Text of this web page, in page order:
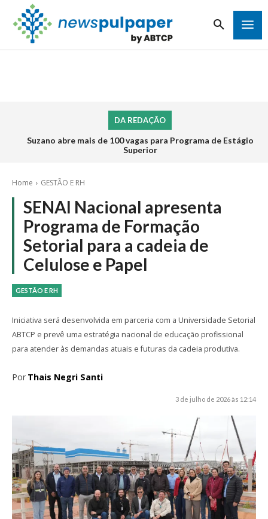
DA REDAÇÃO
Suzano abre mais de 100 vagas para Programa de Estágio
Superior
Home GESTÃO E RH
SENAI Nacional apresenta
Programa de Formação
Setorial para a cadeia de
Celulose e Papel
GESTÃO E RH
Iniciativa será desenvolvida em parceria com a Universidade Setorial
ABTCP e prevê uma estratégia nacional de educação profissional
para atender às demandas atuais e futuras da cadeia produtiva.
Por Thais Negri Santi
3 de julho de 2026 às 12:14